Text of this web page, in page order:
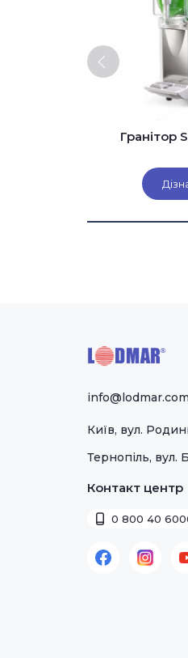
Гранітор
Київ, вул.
Тернопіль, вул.
Контакт центр
0 800 40